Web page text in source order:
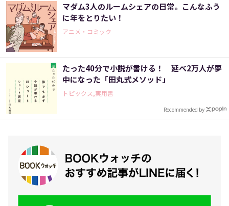
マダム3人のルームシェアの日常。こんなふう
に年をとりたい！
アニメ・コミック
たった40分で小説が書ける！ 延べ2万人が夢
中になった「田丸式メソッド」
トピックス,実用書
Recommended by